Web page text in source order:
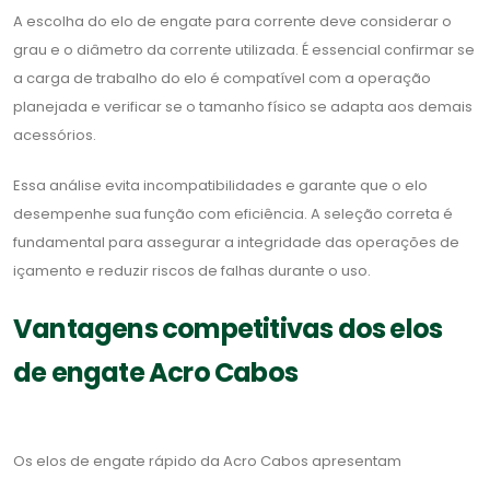
A escolha do elo de engate para corrente deve considerar o
grau e o diâmetro da corrente utilizada. É essencial confirmar se
a carga de trabalho do elo é compatível com a operação
planejada e verificar se o tamanho físico se adapta aos demais
acessórios.
Essa análise evita incompatibilidades e garante que o elo
desempenhe sua função com eficiência. A seleção correta é
fundamental para assegurar a integridade das operações de
içamento e reduzir riscos de falhas durante o uso.
Vantagens competitivas dos elos
de engate Acro Cabos
Os elos de engate rápido da Acro Cabos apresentam